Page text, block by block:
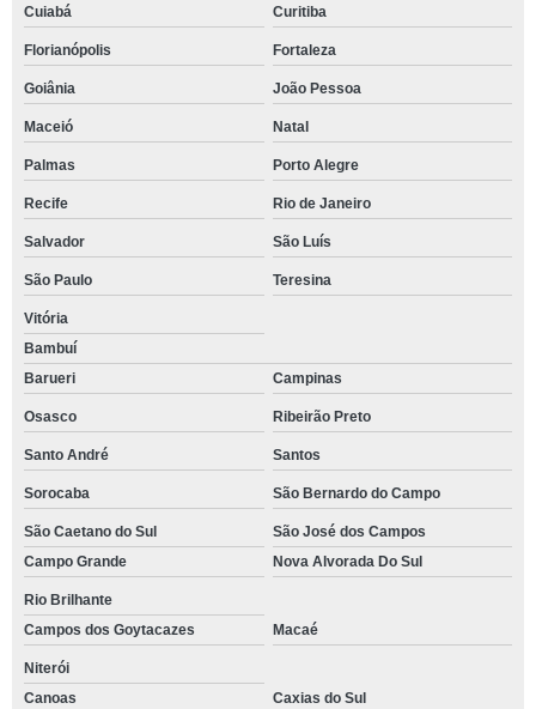
Cuiabá Curitiba
Florianópolis Fortaleza
Goiânia João Pessoa
Maceió Natal
Palmas Porto Alegre
Recife Rio de Janeiro
Salvador São Luís
São Paulo Teresina
Vitória
Bambuí
Barueri
Campinas
Osasco Ribeirão Preto
Santo André Santos
Sorocaba São Bernardo do Campo
São Caetano do Sul
São José dos Campos
Campo Grande
Nova Alvorada Do Sul
Rio Brilhante
Campos dos Goytacazes
Macaé
Niterói
Canoas
Caxias do Sul